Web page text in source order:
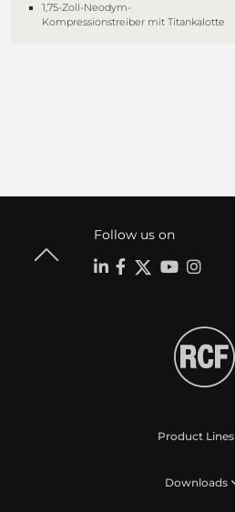
1,75-Zoll-Neodym-
Kompressionstreiber mit Titankalotte
Follow us on
Product Lines
Downloads